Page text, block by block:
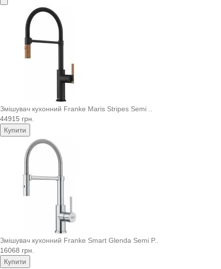
Змішувач кухонний Franke Maris Stripes Semi ..
44915 грн.
Купити
Змішувач кухонний Franke Smart Glenda Semi P..
16068 грн.
Купити